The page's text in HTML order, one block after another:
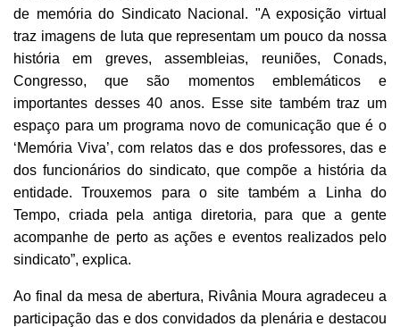
de memória do Sindicato Nacional. "A exposição virtual
traz imagens de luta que representam um pouco da nossa
história em greves, assembleias, reuniões, Conads,
Congresso, que são momentos emblemáticos e
importantes desses 40 anos. Esse site também traz um
espaço para um programa novo de comunicação que é o
‘Memória Viva’, com relatos das e dos professores, das e
dos funcionários do sindicato, que compõe a história da
entidade. Trouxemos para o site também a Linha do
Tempo, criada pela antiga diretoria, para que a gente
acompanhe de perto as ações e eventos realizados pelo
sindicato”, explica.
Ao final da mesa de abertura, Rivânia Moura agradeceu a
participação das e dos convidados da plenária e destacou